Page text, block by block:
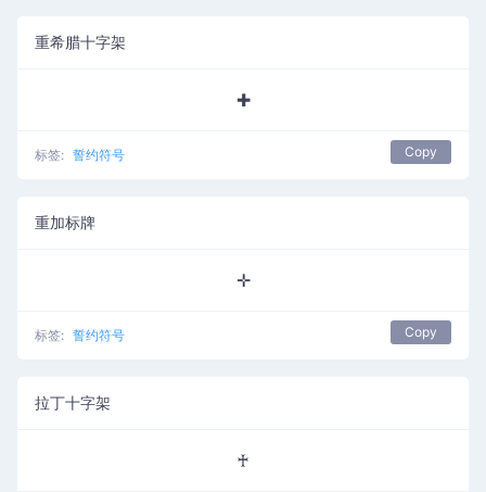
重希腊十字架
✚
标签: 誓约符号 Copy
重加标牌
✛
标签: 誓约符号 Copy
拉丁十字架
♰